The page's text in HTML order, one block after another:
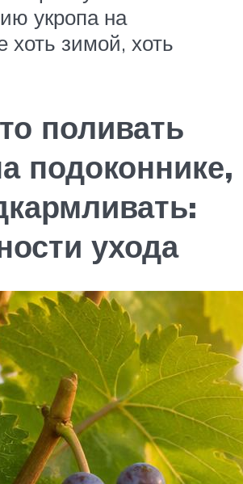
укропа на
хоть зимой, хоть
поливать
подоконнике,
ухода